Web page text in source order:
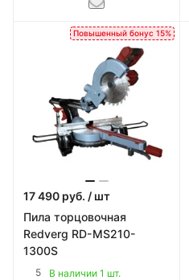
Повышенный бонус 15%
17 490 руб. / шт
Пила торцовочная
Redverg RD-MS210-
1300S
5
В наличии 1 шт.